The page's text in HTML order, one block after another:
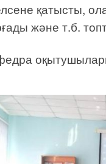
қатысты,
және т.б.
оқытушылары